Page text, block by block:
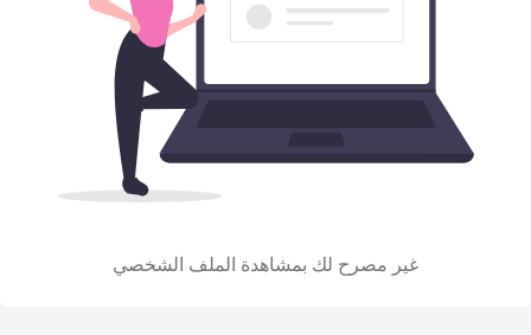
غير مصرح لك بمشاهدة الملف الشخصي